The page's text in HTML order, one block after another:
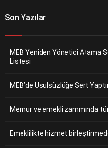
Son Yazılar
MEB Yeniden Yönetici Atama
Listesi
MEB’de Usulsüzlüğe Sert
Memur ve emekli zammında
Emeklilikte hizmet